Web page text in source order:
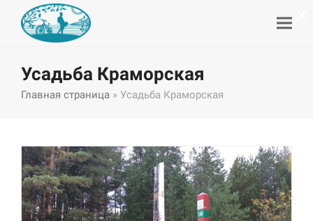
Усадьба Краморская
Главная страница » Усадьба Краморская